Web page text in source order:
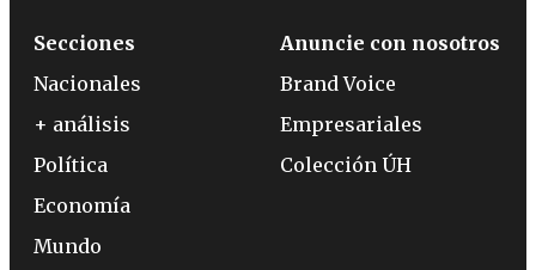
Secciones
Nacionales
+ análisis
Política
Economía
Mundo
Anuncie con nosotros
Brand Voice
Empresariales
Colección ÚH